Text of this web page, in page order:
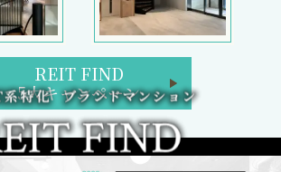
REIT FIND
5大キャンペーン